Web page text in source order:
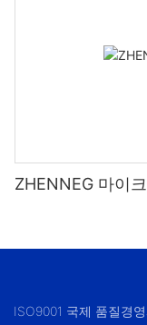
ZHENNEG 마이
ISO9001 국제 품질경